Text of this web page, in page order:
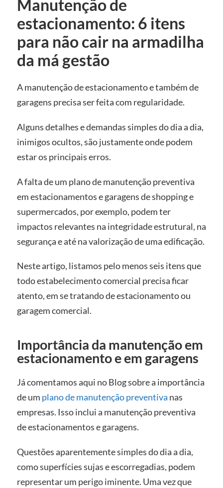
Manutenção de
estacionamento: 6 itens
para não cair na armadilha
da má gestão
A manutenção de estacionamento e também de
garagens precisa ser feita com regularidade.
Alguns detalhes e demandas simples do dia a dia,
inimigos ocultos, são justamente onde podem
estar os principais erros.
A falta de um plano de manutenção preventiva
em estacionamentos e garagens de shopping e
supermercados, por exemplo, podem ter
impactos relevantes na integridade estrutural, na
segurança e até na valorização de uma edificação.
Neste artigo, listamos pelo menos seis itens que
todo estabelecimento comercial precisa ficar
atento, em se tratando de estacionamento ou
garagem comercial.
Importância da manutenção em
estacionamento e em garagens
Já comentamos aqui no Blog sobre a importância
de um plano de manutenção preventiva nas
empresas. Isso inclui a manutenção preventiva
de estacionamentos e garagens.
Questões aparentemente simples do dia a dia,
como superfícies sujas e escorregadias, podem
representar um perigo iminente. Uma vez que